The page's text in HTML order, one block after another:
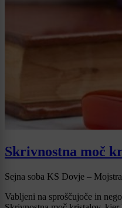
Skrivnostna moč
Sejna soba KS Dovje –
Vabljeni na sproščujoče in